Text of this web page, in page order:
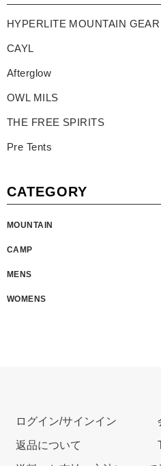
HYPERLITE MOUNTAIN GEAR
CAYL
Afterglow
OWL MILS
THE FREE SPIRITS
Pre Tents
CATEGORY
MOUNTAIN
CAMP
MENS
WOMENS
ログイン/サインイン
返品について